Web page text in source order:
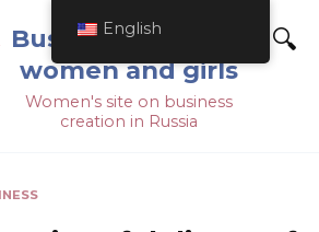
Business ideas for
women and girls
Women's site on business
creation in Russia
English